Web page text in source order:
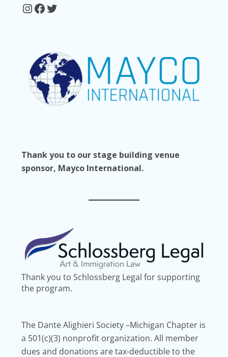
Thank you to our stage building venue
sponsor, Mayco International.
Thank you to Schlossberg Legal for supporting
the program.
The Dante Alighieri Society –Michigan Chapter is
a 501(c)(3) nonprofit organization. All member
dues and donations are tax-deductible to the